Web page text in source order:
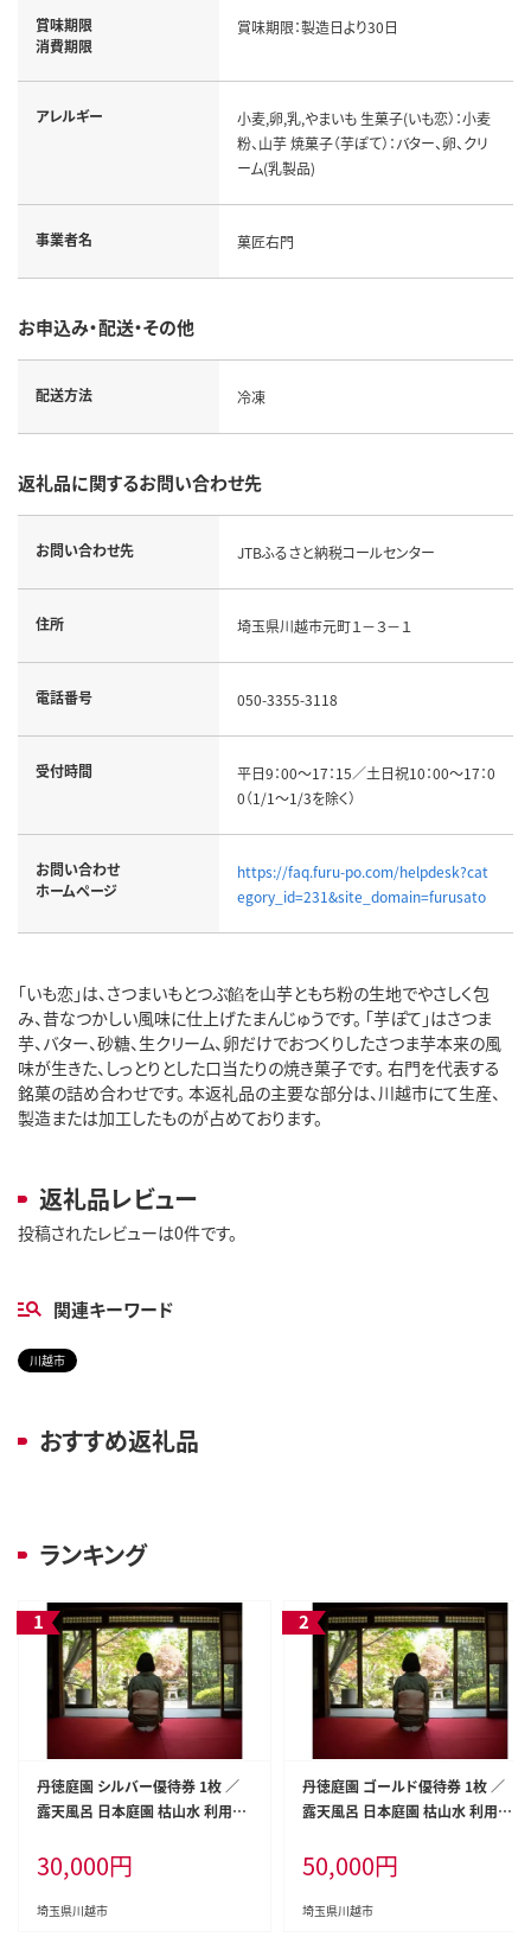
賞味期限
消費期限
賞味期限：製造日より30日
アレルギー
小麦,卵,乳,やまいも 生菓子(いも恋）：小麦
粉、山芋 焼菓子（芋ぽて）：バター、卵、クリ
ーム(乳製品)
事業者名 菓匠右門
お申込み・配送・その他
配送方法 冷凍
返礼品に関するお問い合わせ先
お問い合わせ先 JTBふるさと納税コールセンター
住所 埼玉県川越市元町１－３－１
電話番号 050-3355-3118
受付時間
平日9：00～17：15／土日祝10：00～17：0
0（1/1～1/3を除く）
お問い合わせ
ホームページ
https://faq.furu-po.com/helpdesk?cat
egory_id=231&site_domain=furusato
「いも恋」は、さつまいもとつぶ餡を山芋ともち粉の生地でやさしく包
み、昔なつかしい風味に仕上げたまんじゅうです。 「芋ぽて」はさつま
芋、バター、砂糖、生クリーム、卵だけでおつくりしたさつま芋本来の風
味が生きた、しっとりとした口当たりの焼き菓子です。 右門を代表する
銘菓の詰め合わせです。 本返礼品の主要な部分は、川越市にて生産、
製造または加工したものが占めております。
返礼品レビュー
投稿されたレビューは0件です。
関連キーワード
川越市
おすすめ返礼品
ランキング
丹徳庭園 シルバー優待券 1枚 ／
露天風呂 日本庭園 枯山水 利用券
30,000円
埼玉県川越市
丹徳庭園 ゴールド優待券 1枚 ／
露天風呂 日本庭園 枯山水 利用券
50,000円
埼玉県川越市